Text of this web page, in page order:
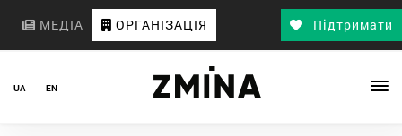
МЕДІА ОРГАНІЗАЦІЯ Підтримати
UA EN